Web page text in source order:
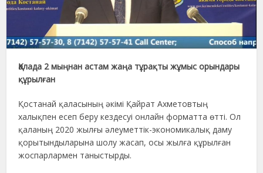
Қалада 2 мыңнан астам жаңа тұрақты жұмыс орындары
құрылған
Қостанай қаласының әкімі Қайрат Ахметовтың
халықпен есеп беру кездесуі онлайн форматта өтті. Ол
қаланың 2020 жылғы әлеуметтік-экономикалық даму
қорытындыларына шолу жасап, осы жылға құрылған
жоспарлармен таныстырды.